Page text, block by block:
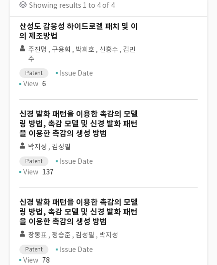
Showing results 1 to 4 of 4
산성도 감응성 하이드로겔 패치 및 이
의 제조방법
주진명 , 구용회 , 박희호 , 신흥수 , 김민
주
Patent
Issue Date
View 6
신경 발화 패턴을 이용한 촉감의 모델
링 방법, 촉감 모델 및 신경 발화 패턴
을 이용한 촉감의 생성 방법
박지성 , 김성필
Patent
Issue Date
View 137
신경 발화 패턴을 이용한 촉감의 모델
링 방법, 촉감 모델 및 신경 발화 패턴
을 이용한 촉감의 생성 방법
장동표 , 정승준 , 김성필 , 박지성
Patent
Issue Date
View 78